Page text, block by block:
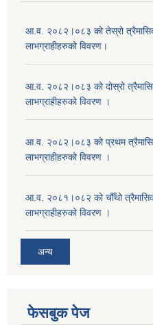
आ.व. २०८२।०८३ को तेस्रो त्रैमासिक
लाभग्राहीहरुको विवरण।
आ.व. २०८२।०८३ को दोस्रो
लाभग्राहीहरुको विवरण ।
आ.व. २०८२।०८३ को प्रथम त्रैमासिक
लाभग्राहीहरुको विवरण ।
आ.व. २०८१।०८२ को चौँथो त्रैमासिक
लाभग्राहीहरुको विवरण ।
अन्य
फेसबुक पेज